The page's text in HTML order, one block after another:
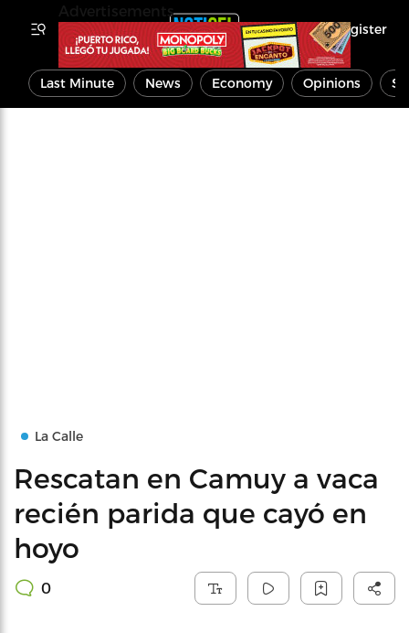
Register
Last Minute News Economy Opinions
La Calle
Rescatan en Camuy a vaca
recién parida que cayó en
hoyo
0
Advertisements